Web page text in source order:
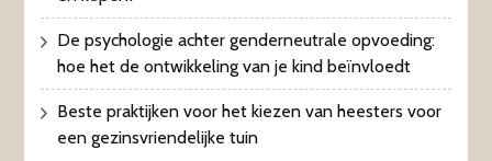
De psychologie achter genderneutrale opvoeding:
hoe het de ontwikkeling van je kind beïnvloedt
Beste praktijken voor het kiezen van heesters voor
een gezinsvriendelijke tuin